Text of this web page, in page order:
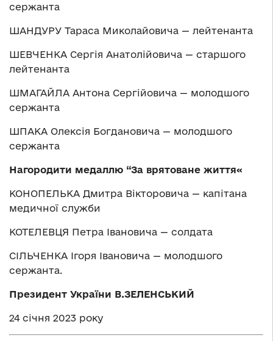
сержанта
ШАНДУРУ Тараса Миколайовича — лейтенанта
ШЕВЧЕНКА Сергія Анатолійовича — старшого
лейтенанта
ШМАГАЙЛА Антона Сергійовича — молодшого
сержанта
ШПАКА Олексія Богдановича — молодшого
сержанта
Нагородити медаллю “За врятоване життя«
КОНОПЕЛЬКА Дмитра Вікторовича — капітана
медичної служби
КОТЕЛЕВЦЯ Петра Івановича — солдата
СІЛЬЧЕНКА Ігоря Івановича — молодшого
сержанта.
Президент України В.ЗЕЛЕНСЬКИЙ
24 січня 2023 року